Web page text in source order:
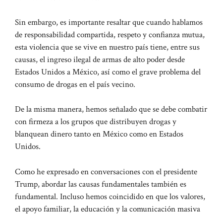
Sin embargo, es importante resaltar que cuando hablamos
de responsabilidad compartida, respeto y confianza mutua,
esta violencia que se vive en nuestro país tiene, entre sus
causas, el ingreso ilegal de armas de alto poder desde
Estados Unidos a México, así como el grave problema del
consumo de drogas en el país vecino.
De la misma manera, hemos señalado que se debe combatir
con firmeza a los grupos que distribuyen drogas y
blanquean dinero tanto en México como en Estados
Unidos.
Como he expresado en conversaciones con el presidente
Trump, abordar las causas fundamentales también es
fundamental. Incluso hemos coincidido en que los valores,
el apoyo familiar, la educación y la comunicación masiva